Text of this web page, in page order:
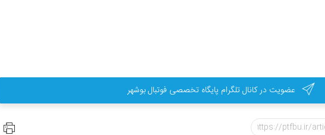
عضویت در کانال تلگرام پایگاه تخصصی فوتبال بوشهر